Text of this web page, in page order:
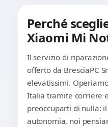
Perché
Xiaomi Mi
Il servizio di
offerto da BresciaPC
elevatissimi.
Italia tramite corriere
preoccuparti di nulla:
autonomia, noi